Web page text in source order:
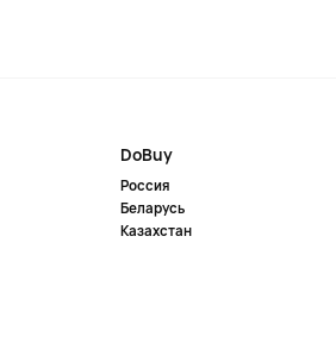
DoBuy
Россия
Беларусь
Казахстан